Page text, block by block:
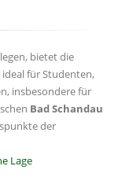
bietet die
für Studenten,
insbesondere für
Bad Schandau
der
Lage